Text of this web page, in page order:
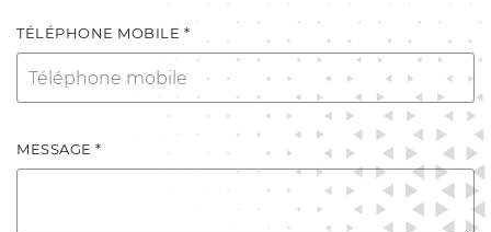
TÉLÉPHONE MOBILE *
MESSAGE *